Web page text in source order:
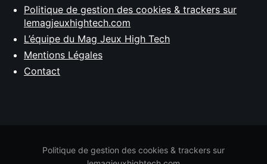
Politique de gestion des cookies & trackers sur
lemagjeuxhightech.com
L’équipe du Mag Jeux High Tech
Mentions Légales
Contact
Politique de gestion des cookies & trackers sur